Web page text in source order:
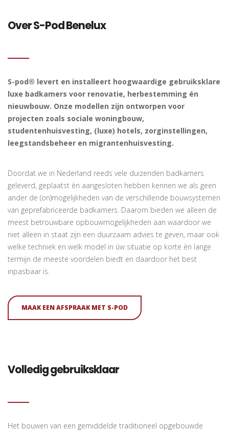
Over S-Pod Benelux
S-pod® levert en installeert hoogwaardige gebruiksklare
luxe badkamers voor renovatie, herbestemming én
nieuwbouw. Onze modellen zijn ontworpen voor
projecten zoals sociale woningbouw,
studentenhuisvesting, (luxe) hotels, zorginstellingen,
leegstandsbeheer en migrantenhuisvesting.
Doordat we in Nederland reeds vele duizenden badkamers
geleverd, geplaatst èn aangesloten hebben kennen we als geen
ander de (on)mogelijkheden van de verschillende bouwsystemen
van geprefabriceerde badkamers. Daarom bieden we alleen de
meest betrouwbare opbouwmogelijkheden aan waardoor we
niet alleen in staat zijn een duurzaam advies te geven, maar ook
welke techniek en welk model in úw situatie op korte èn lange
termijn de meeste voordelen biedt en daardoor het best
inpasbaar is.
MAAK EEN AFSPRAAK MET S-POD
Vollediggebruiksklaar
Het bouwen van een gemiddelde traditioneel opgebouwde